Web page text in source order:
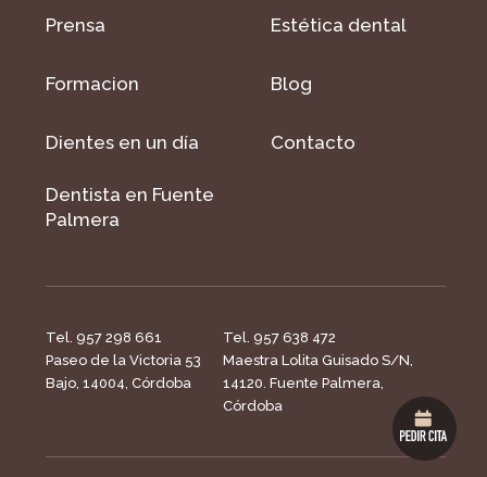
Prensa Estética dental
Formacion Blog
Dientes en un día Contacto
Dentista en Fuente
Palmera
Tel. 957 298 661
Paseo de la Victoria 53
Bajo, 14004, Córdoba
Tel. 957 638 472
Maestra Lolita Guisado S/N,
14120. Fuente Palmera,
Córdoba